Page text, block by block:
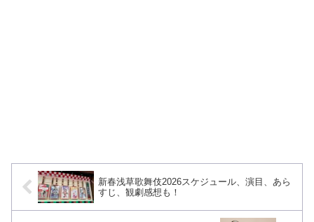
新春浅草歌舞伎2026スケジュール、演目、あら
すじ、観劇感想も！